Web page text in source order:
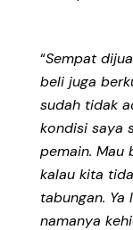
“Sempat
beli juga
sudah tidak
kondisi saya
pemain. Mau
kalau kita
tabungan.
namanya